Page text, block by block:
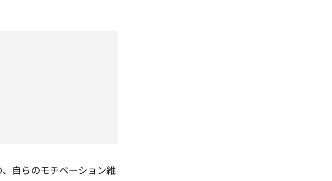
自らのモチベーション維